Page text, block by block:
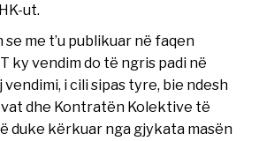
ut.
me t’u publikuar në faqen
ky vendim do të ngris padi në
i cili sipas tyre, bie ndesh
dhe Kontratën Kolektive të
duke kërkuar nga gjykata masën